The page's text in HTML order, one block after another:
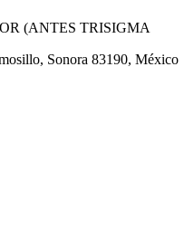
(ANTES TRISIGMA
Sonora 83190, México